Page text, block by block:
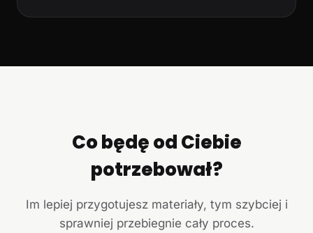
Co będę od Ciebie
potrzebował?
Im lepiej przygotujesz materiały, tym szybciej i
sprawniej przebiegnie cały proces.